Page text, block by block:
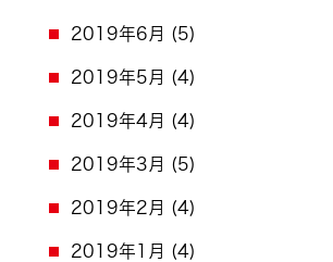
2019年6月 (5)
2019年5月 (4)
2019年4月 (4)
2019年3月 (5)
2019年2月 (4)
2019年1月 (4)